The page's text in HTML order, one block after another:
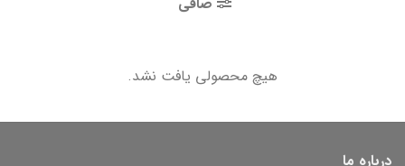
هیچ محصولی یافت نشد.
درباره ما